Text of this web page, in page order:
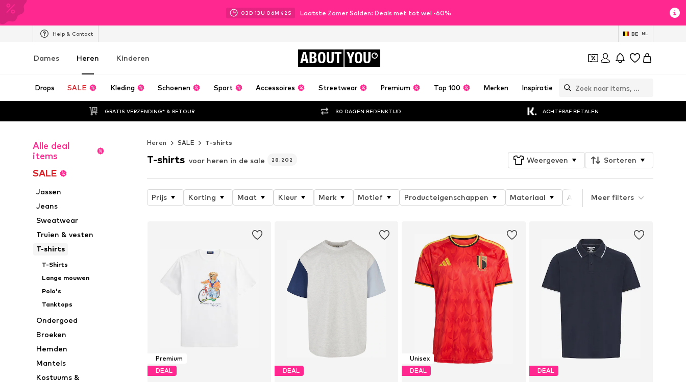
03D 13U 06M 40 S Laatste Zomer Solden: Deals met tot wel -60%
Help & Contact BE NL
Dames Heren Kinderen ABOUT YOU
Drops SALE Kleding Schoenen Sport Accessoires Streetwear Premium Top 100 Merken Inspiratie
GRATIS VERZENDING* & RETOUR 30 DAGEN BEDENKTIJD ACHTERAF BETALEN
Alle deal
items
SALE
Jassen
Jeans
Sweatwear
Truien & vesten
T-shirts
T-Shirts
Lange mouwen
Polo's
Tanktops
Ondergoed
Broeken
Hemden
Mantels
Kostuums &
Heren SALE T-shirts
T-shirts voor heren in de sale 28.202 Weergeven Sorteren
Prijs Korting Maat Kleur Merk Motief Producteigenschappen Materiaal Armlengte Halstype
Meer filters
Premium
DEAL
DEAL
Unisex
DEAL
DEAL